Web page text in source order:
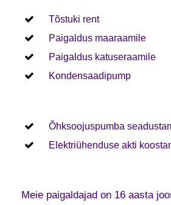
Tõstuki rent
Paigaldus maaraamile
Paigaldus katuseraamile
Kondensaadipump
Õhksoojuspumba
Elektriühenduse akti
Meie paigaldajad on 16 aasta